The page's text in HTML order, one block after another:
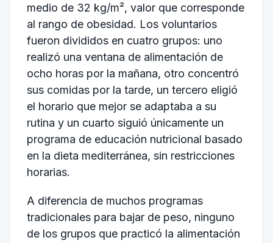
medio de 32 kg/m², valor que corresponde
al rango de obesidad. Los voluntarios
fueron divididos en cuatro grupos: uno
realizó una ventana de alimentación de
ocho horas por la mañana, otro concentró
sus comidas por la tarde, un tercero eligió
el horario que mejor se adaptaba a su
rutina y un cuarto siguió únicamente un
programa de educación nutricional basado
en la dieta mediterránea, sin restricciones
horarias.
A diferencia de muchos programas
tradicionales para bajar de peso, ninguno
de los grupos que practicó la alimentación